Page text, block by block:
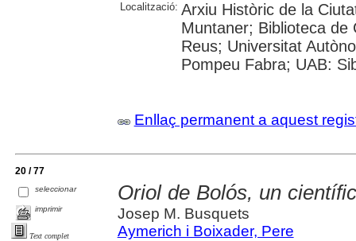
Localització: Arxiu Històric de la
Muntaner; Biblioteca de
Reus; Universitat
Pompeu Fabra; UAB:
Enllaç permanent a aquest
20 / 77
seleccionar
imprimir
Text complet
Oriol de Bolós, un
Josep M. Busquets
Aymerich i Boixader, Pere